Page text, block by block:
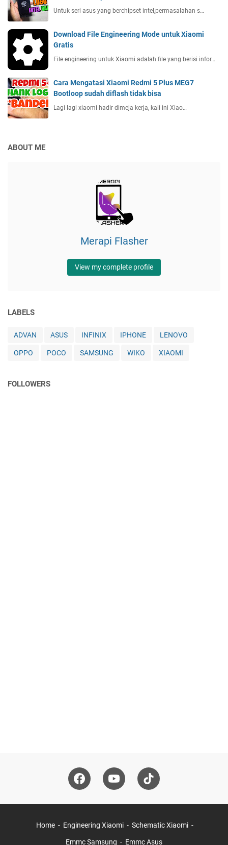
Untuk seri asus yang berchipset intel,permasalahan s…
Download File Engineering Mode untuk Xiaomi
Gratis
File engineering untuk Xiaomi adalah file yang berisi infor…
Cara Mengatasi Xiaomi Redmi 5 Plus MEG7
Bootloop sudah diflash tidak bisa
Lagi lagi xiaomi hadir dimeja kerja, kali ini Xiao…
ABOUT ME
Merapi Flasher
View my complete profile
LABELS
ADVAN ASUS INFINIX IPHONE LENOVO
OPPO POCO SAMSUNG WIKO XIAOMI
FOLLOWERS
Home Engineering Xiaomi Schematic Xiaomi
Emmc Samsung Emmc Asus